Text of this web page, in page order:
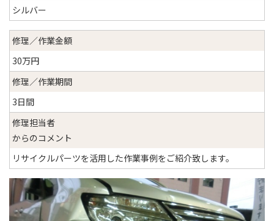
シルバー
修理／作業金額
30万円
修理／作業期間
3日間
修理担当者
からのコメント
リサイクルパーツを活用した作業事例をご紹介致します。